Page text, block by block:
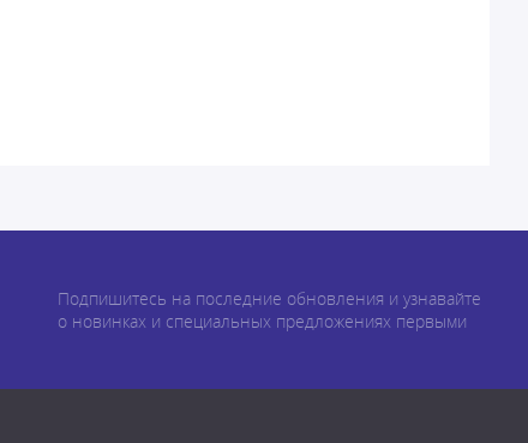
Подпишитесь на последние обновления и узнавайте
о новинках и специальных предложениях первыми